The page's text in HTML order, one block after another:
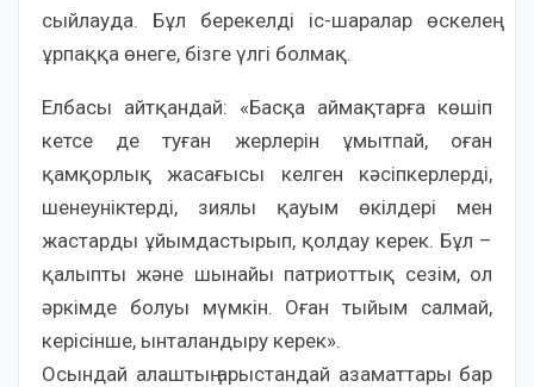
сыйлауда. Бұл берекелді іс-шаралар өскелең
ұрпаққа өнеге, бізге үлгі болмақ.
Елбасы айтқандай: «Басқа аймақтарға көшіп
кетсе де туған жерлерін ұмытпай, оған
қамқорлық жасағысы келген кәсіпкерлерді,
шенеуніктерді, зиялы қауым өкілдері мен
жастарды ұйымдастырып, қолдау керек. Бұл –
қалыпты және шынайы патриоттық сезім, ол
әркімде болуы мүмкін. Оған тыйым салмай,
керісінше, ынталандыру керек».
Осындай алаштың арыстандай азаматтары бар